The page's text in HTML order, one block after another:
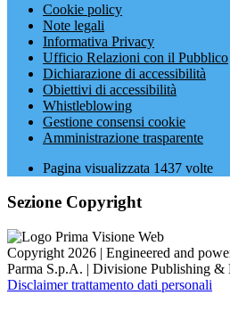
Cookie policy
Note legali
Informativa Privacy
Ufficio Relazioni con il Pubblico
Dichiarazione di accessibilità
Obiettivi di accessibilità
Whistleblowing
Gestione consensi cookie
Amministrazione trasparente
Pagina visualizzata 1437 volte
Sezione Copyright
Copyright 2026 | Engineered and
Parma S.p.A. | Divisione Publishing &
Disclaimer trattamento dati personali